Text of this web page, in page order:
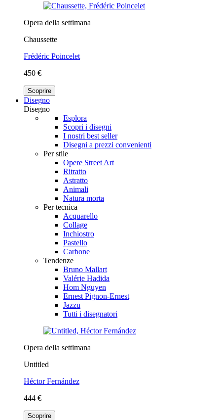
Opera della settimana
Chaussette
Frédéric Poincelet
450 €
Scoprire
Disegno
Disegno
Esplora
Scopri i disegni
I nostri best seller
Disegni a prezzi convenienti
Per stile
Opere Street Art
Ritratto
Astratto
Animali
Natura morta
Per tecnica
Acquarello
Collage
Inchiostro
Pastello
Carbone
Tendenze
Bruno Mallart
Valérie Hadida
Hom Nguyen
Ernest Pignon-Ernest
Jazzu
Tutti i disegnatori
Opera della settimana
Untitled
Héctor Fernández
444 €
Scoprire